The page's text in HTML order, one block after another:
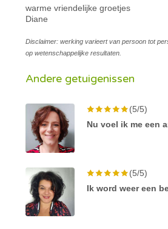
warme vriendelijke groetjes
Diane
Disclaimer: werking varieert van persoon tot
op wetenschappelijke resultaten.
Andere getuigenissen
(5/5)
Nu voel ik me een
(5/5)
Ik word weer een